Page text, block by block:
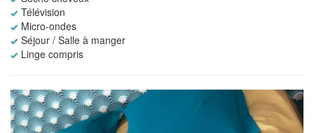
Télévision
Micro-ondes
Séjour / Salle à manger
Linge compris